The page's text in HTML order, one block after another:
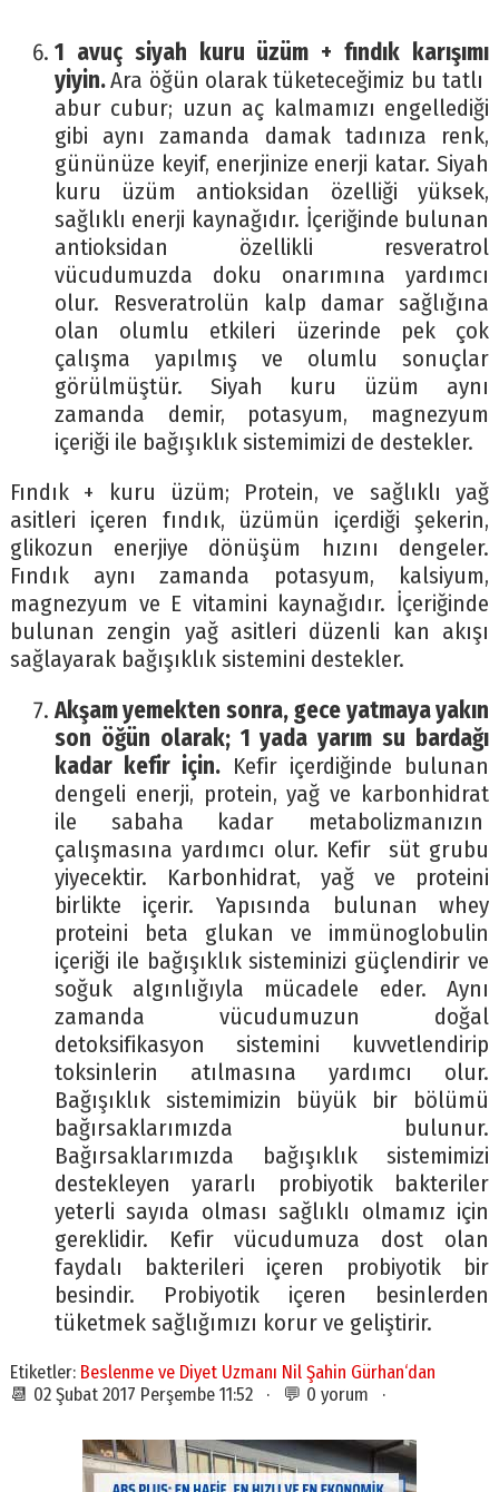
1 avuç siyah kuru üzüm + fındık karışımı
yiyin.Ara öğün olarak tüketeceğimiz bu tatlı
abur cubur; uzun aç kalmamızı engellediği
gibi aynı zamanda damak tadınıza renk,
gününüze keyif, enerjinize enerji katar. Siyah
kuru üzüm antioksidan özelliği yüksek,
sağlıklı enerji kaynağıdır. İçeriğinde bulunan
antioksidan özellikli resveratrol
vücudumuzda doku onarımına yardımcı
olur. Resveratrolün kalp damar sağlığına
olan olumlu etkileri üzerinde pek çok
çalışma yapılmış ve olumlu sonuçlar
görülmüştür. Siyah kuru üzüm aynı
zamanda demir, potasyum, magnezyum
içeriği ile bağışıklık sistemimizi de destekler.
Fındık + kuru üzüm; Protein, ve sağlıklı yağ
asitleri içeren fındık, üzümün içerdiği şekerin,
glikozun enerjiye dönüşüm hızını dengeler.
Fındık aynı zamanda potasyum, kalsiyum,
magnezyum ve E vitamini kaynağıdır. İçeriğinde
bulunan zengin yağ asitleri düzenli kan akışı
sağlayarak bağışıklık sistemini destekler.
Akşam yemekten sonra, gece yatmaya yakın
son öğün olarak; 1 yada yarım su bardağı
kadar kefir için. Kefir içerdiğinde bulunan
dengeli enerji, protein, yağ ve karbonhidrat
ile sabaha kadar metabolizmanızın
çalışmasına yardımcı olur. Kefir süt grubu
yiyecektir. Karbonhidrat, yağ ve proteini
birlikte içerir. Yapısında bulunan whey
proteini beta glukan ve immünoglobulin
içeriği ile bağışıklık sisteminizi güçlendirir ve
soğuk algınlığıyla mücadele eder. Aynı
zamanda vücudumuzun doğal
detoksifikasyon sistemini kuvvetlendirip
toksinlerin atılmasına yardımcı olur.
Bağışıklık sistemimizin büyük bir bölümü
bağırsaklarımızda bulunur.
Bağırsaklarımızda bağışıklık sistemimizi
destekleyen yararlı probiyotik bakteriler
yeterli sayıda olması sağlıklı olmamız için
gereklidir. Kefir vücudumuza dost olan
faydalı bakterileri içeren probiyotik bir
besindir. Probiyotik içeren besinlerden
tüketmek sağlığımızı korur ve geliştirir.
Etiketler: Beslenme ve Diyet Uzmanı Nil Şahin Gürhan‘dan
📆 02 Şubat 2017 Perşembe 11:52 · 💬 0 yorum ·